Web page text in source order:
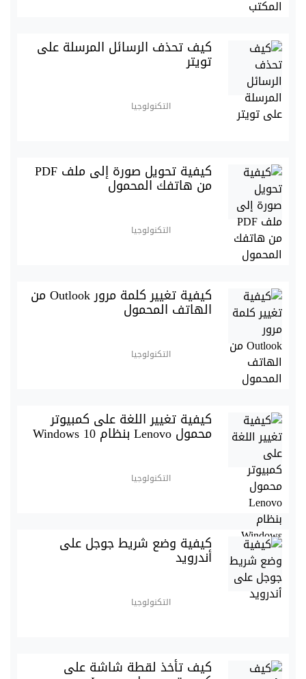
كيف تحذف الرسائل المرسلة على
تويتر
التكنولوجيا
كيفية تحويل صورة إلى ملف PDF
من هاتفك المحمول
التكنولوجيا
كيفية تغيير كلمة مرور Outlook من
الهاتف المحمول
التكنولوجيا
كيفية تغيير اللغة على كمبيوتر
محمول Lenovo بنظام Windows 10
التكنولوجيا
كيفية وضع شريط جوجل على
أندرويد
التكنولوجيا
كيف تأخذ لقطة شاشة على